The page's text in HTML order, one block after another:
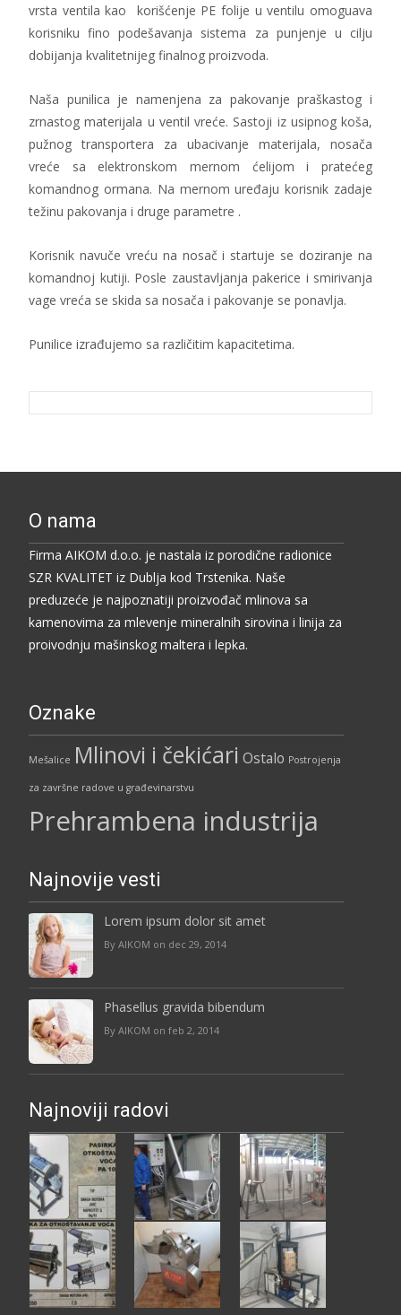
vrsta ventila kao korišćenje PE folije u ventilu omoguava
korisniku fino podešavanja sistema za punjenje u cilju
dobijanja kvalitetnijeg finalnog proizvoda.
Naša punilica je namenjena za pakovanje praškastog i
zrnastog materijala u ventil vreće. Sastoji iz usipnog koša,
pužnog transportera za ubacivanje materijala, nosača
vreće sa elektronskom mernom ćelijom i pratećeg
komandnog ormana. Na mernom uređaju korisnik zadaje
težinu pakovanja i druge parametre .
Korisnik navuče vreću na nosač i startuje se doziranje na
komandnoj kutiji. Posle zaustavljanja pakerice i smirivanja
vage vreća se skida sa nosača i pakovanje se ponavlja.
Punilice izrađujemo sa različitim kapacitetima.
O nama
Firma AIKOM d.o.o. je nastala iz porodične radionice
SZR KVALITET iz Dublja kod Trstenika. Naše
preduzeće je najpoznatiji proizvođač mlinova sa
kamenovima za mlevenje mineralnih sirovina i linija za
proivodnju mašinskog maltera i lepka.
Oznake
Mešalice Mlinovi i čekićari Ostalo Postrojenja
za završne radove u građevinarstvu
Prehrambena industrija
Najnovije vesti
Lorem ipsum dolor sit amet
By AIKOM on dec 29, 2014
Phasellus gravida bibendum
By AIKOM on feb 2, 2014
Najnoviji radovi